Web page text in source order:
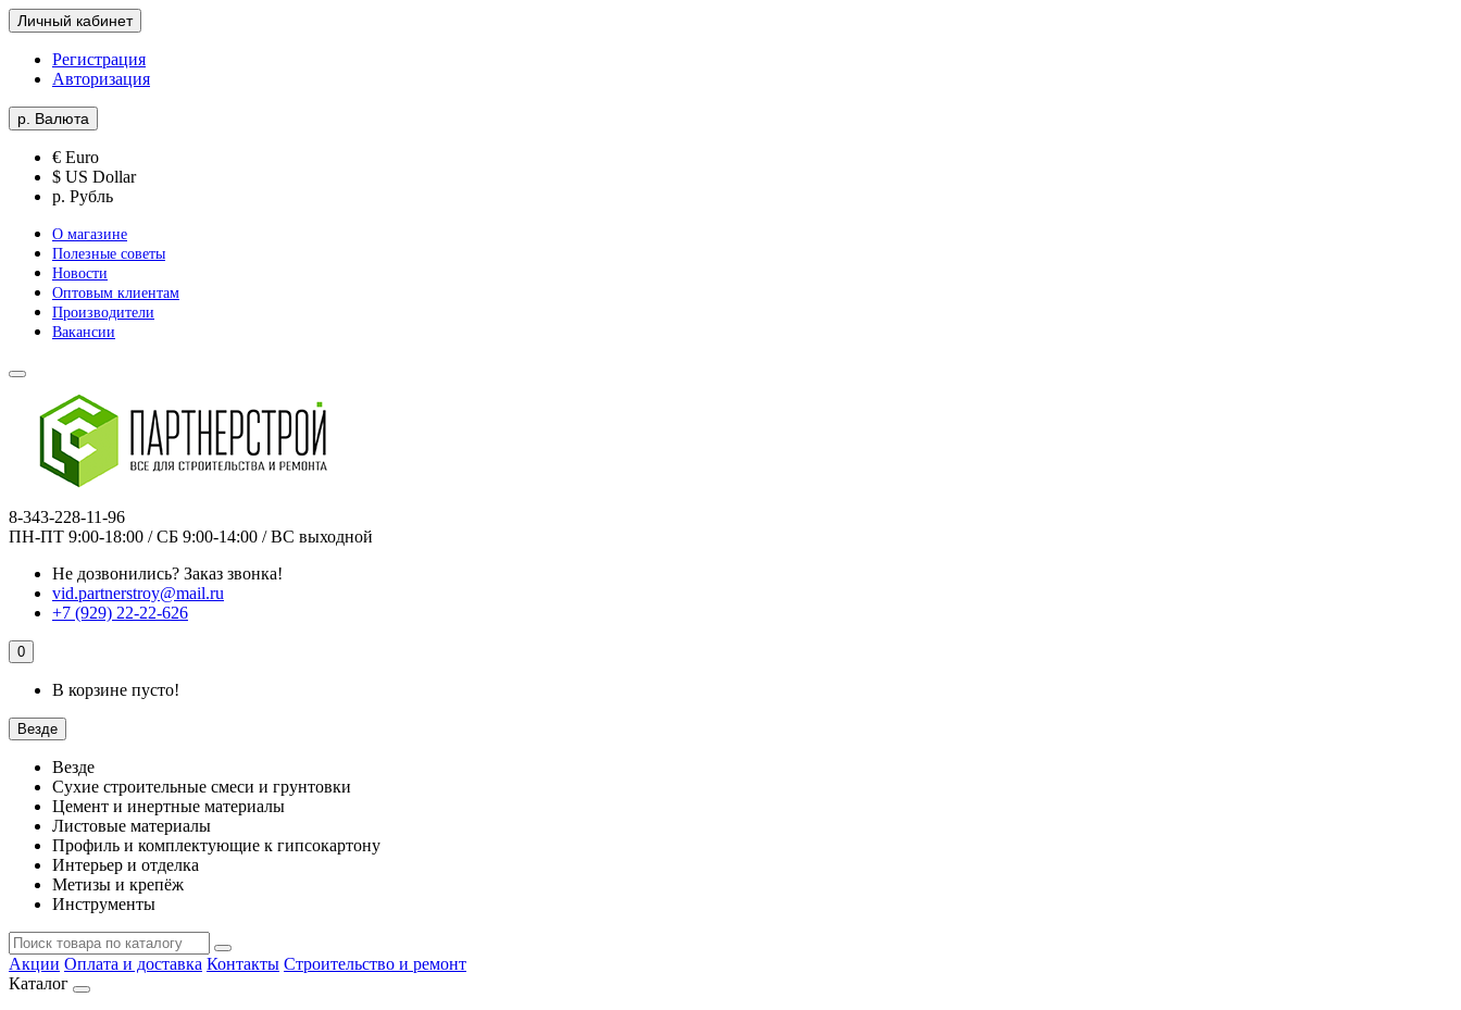
Личный кабинет
Регистрация
Авторизация
р. Валюта
€ Euro
$ US Dollar
р. Рубль
О магазине
Полезные советы
Новости
Оптовым клиентам
Производители
Вакансии
8-343-228-11-96
ПН-ПТ 9:00-18:00 / СБ 9:00-14:00 / ВС выходной
Не дозвонились? Заказ звонка!
vid.partnerstroy@mail.ru
+7 (929) 22-22-626
0
В корзине пусто!
Везде
Везде
Сухие строительные смеси и грунтовки
Цемент и инертные материалы
Листовые материалы
Профиль и комплектующие к гипсокартону
Интерьер и отделка
Метизы и крепёж
Инструменты
Акции Оплата и доставка Контакты Строительство и ремонт
Каталог